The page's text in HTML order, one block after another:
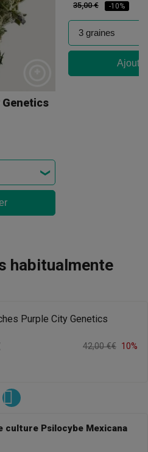
35,00 € -10%
habitualmente
Purple City Genetics
42,00 €€ 10%
culture Psilocybe Mexicana